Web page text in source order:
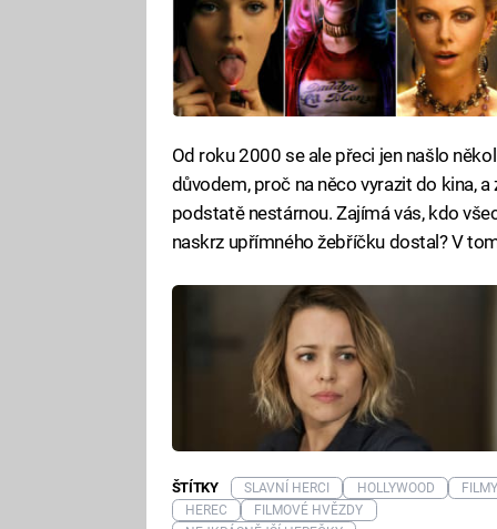
Od roku 2000 se ale přeci jen našlo
důvodem, proč na něco vyrazit do kina,
podstatě nestárnou. Zajímá vás, kdo
naskrz upřímného žebříčku dostal? V
ŠTÍTKY SLAVNÍ HERCI HOLLYWOOD
FILMY
HEREC
FILMOVÉ HVĚZDY